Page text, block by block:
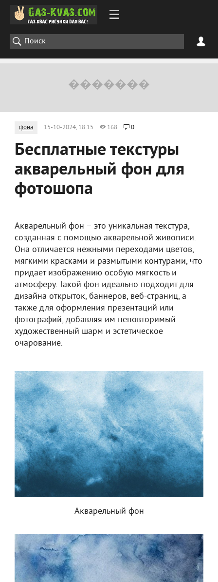
фона 15-10-2024, 18:15 168 0
Бесплатные текстуры
акварельный фон для
фотошопа
Акварельный фон – это уникальная текстура,
созданная с помощью акварельной живописи.
Она отличается нежными переходами цветов,
мягкими красками и размытыми контурами, что
придает изображению особую мягкость и
атмосферу. Такой фон идеально подходит для
дизайна открыток, баннеров, веб-страниц, а
также для оформления презентаций или
фотографий, добавляя им неповторимый
художественный шарм и эстетическое
очарование.
Акварельный фон